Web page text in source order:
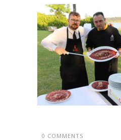
0 COMMENTS